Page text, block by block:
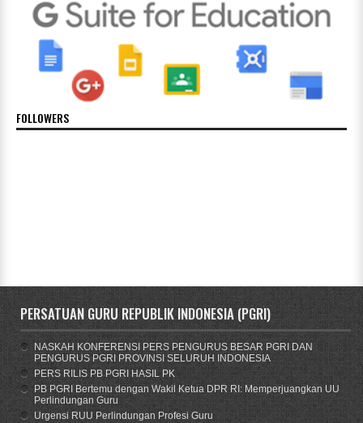
FOLLOWERS
PERSATUAN GURU REPUBLIK INDONESIA (PGRI)
NASKAH KONFERENSI PERS PENGURUS BESAR PGRI DAN
PENGURUS PGRI PROVINSI SELURUH INDONESIA
PERS RILIS PB PGRI HASIL PK
PB PGRI Bertemu dengan Wakil Ketua DPR RI: Memperjuangkan UU
Perlindungan Guru
Urgensi RUU Perlindungan Profesi Guru